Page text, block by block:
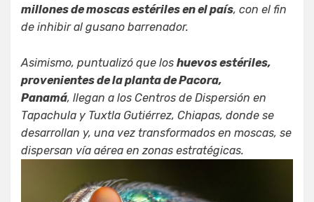
millones de moscas estériles en el país, con el fin
de inhibir al gusano barrenador.
Asimismo, puntualizó que los huevos estériles,
provenientes de la planta de Pacora,
Panamá, llegan a los Centros de Dispersión en
Tapachula y Tuxtla Gutiérrez, Chiapas, donde se
desarrollan y, una vez transformados en moscas, se
dispersan vía aérea en zonas estratégicas.